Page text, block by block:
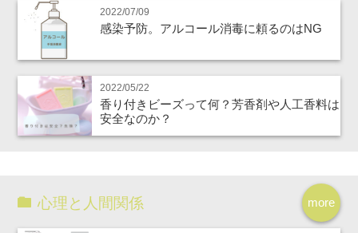
2022/07/09
感染予防。アルコール消毒に頼るのはNG
2022/05/22
香り付きビーズって何？芳香剤や人工香料は
安全なのか？
more
心理と人間関係